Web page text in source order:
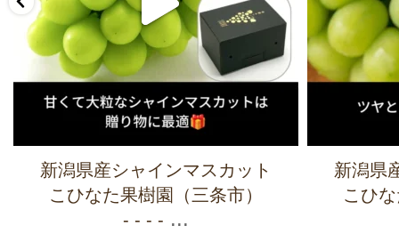
新潟県産シャインマスカット
こひなた果樹園（三条市）
- - - - ...
新潟県
こひ